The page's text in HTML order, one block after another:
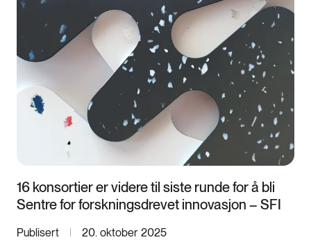
16 konsortier er videre til siste runde for å bli
Sentre for forskningsdrevet innovasjon – SFI
Publisert 20. oktober 2025